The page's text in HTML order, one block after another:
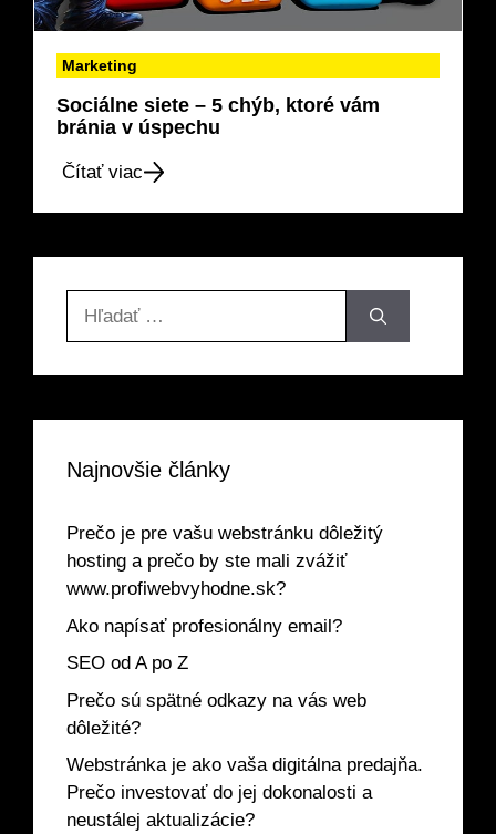
Marketing
Sociálne siete – 5 chýb, ktoré vám
bránia v úspechu
Čítať viac
Najnovšie články
Prečo je pre vašu webstránku dôležitý
hosting a prečo by ste mali zvážiť
www.profiwebvyhodne.sk?
Ako napísať profesionálny email?
SEO od A po Z
Prečo sú spätné odkazy na vás web
dôležité?
Webstránka je ako vaša digitálna predajňa.
Prečo investovať do jej dokonalosti a
neustálej aktualizácie?